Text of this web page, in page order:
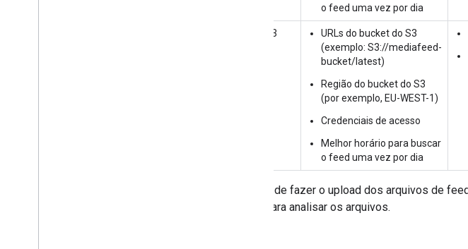
o feed uma vez por dia
AWS S3
URLs do bucket do S3
(exemplo: S3://mediafeed-
bucket/latest)
Região do bucket do S3
(por exemplo, EU-WEST-1)
Credenciais de acesso
Melhor horário para buscar
o feed uma vez por dia
Depois de fazer o upload dos arquivos de
mídia para analisar os arquivos.